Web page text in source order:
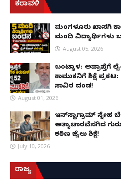
ಕರಾವಳಿ
ಮಂಗಳೂರು ಖಾಸಗಿ
ಮಂದಿ ವಿದ್ಯಾರ್ಥಿಗಳು
August 05, 2026
ಬಂಟ್ವಾಳ: ಅಪ್ರಾಪ್ತೆಗೆ
ಕಾಮುಕನಿಗೆ ಶಿಕ್ಷೆ
ಸಾವಿರ ದಂಡ!
August 01, 2026
ಇನ್‌ಸ್ಟಾಗ್ರಾಮ್ ಸ್ನೇಹ
ಅತ್ಯಾಚಾರವೆಸಗಿದ
ಕಠಿಣ ಜೈಲು ಶಿಕ್ಷೆ!
July 10, 2026
ರಾಜ್ಯ